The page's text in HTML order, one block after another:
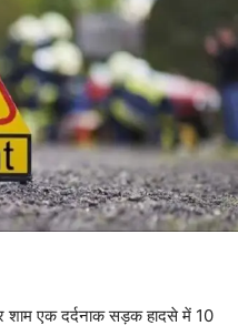
शाम एक दर्दनाक सड़क हादसे में 10